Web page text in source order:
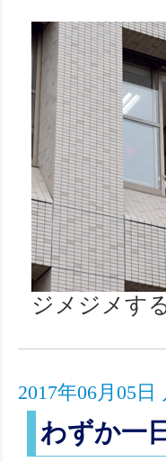
ジメジメす
2017年06月05
わずか一